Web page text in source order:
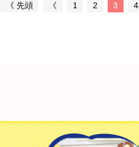
《 先頭 《 1 2 3 4